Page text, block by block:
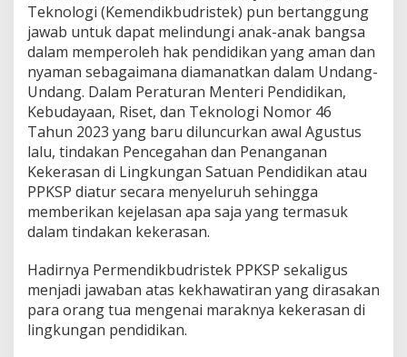
Teknologi (Kemendikbudristek) pun bertanggung
jawab untuk dapat melindungi anak-anak bangsa
dalam memperoleh hak pendidikan yang aman dan
nyaman sebagaimana diamanatkan dalam Undang-
Undang. Dalam Peraturan Menteri Pendidikan,
Kebudayaan, Riset, dan Teknologi Nomor 46
Tahun 2023 yang baru diluncurkan awal Agustus
lalu, tindakan Pencegahan dan Penanganan
Kekerasan di Lingkungan Satuan Pendidikan atau
PPKSP diatur secara menyeluruh sehingga
memberikan kejelasan apa saja yang termasuk
dalam tindakan kekerasan.
Hadirnya Permendikbudristek PPKSP sekaligus
menjadi jawaban atas kekhawatiran yang dirasakan
para orang tua mengenai maraknya kekerasan di
lingkungan pendidikan.